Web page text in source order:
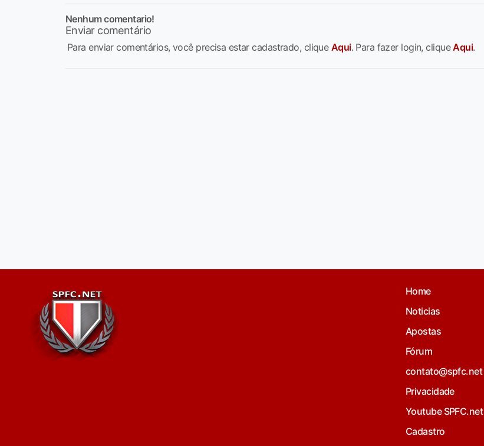
Nenhum comentario!
Enviar comentário
Para enviar comentários, você precisa estar cadastrado, clique Aqui. Para fazer login, cliqueAqui.
Home
Noticias
Apostas
Fórum
contato@spfc.net
Privacidade
Youtube SPFC.net
Cadastro